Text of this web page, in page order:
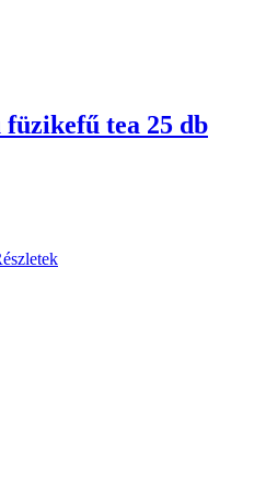
tea 25 db